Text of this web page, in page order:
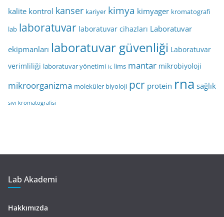
kalite kontrol kanser kariyer kimya kimyager kromatografi
lab laboratuvar laboratuvar cihazları Laboratuvar
ekipmanları laboratuvar güvenliği Laboratuvar
verimliliği laboratuvar yönetimi lc lims mantar mikrobiyoloji
mikroorganizma moleküler biyoloji pcr protein rna sağlık
sıvı kromatografisi
Lab Akademi
Hakkımızda